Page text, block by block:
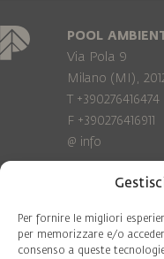
Per fornire le migliori
per memorizzare e/o
consenso a queste
POOL
Via Pola 9
Milano (MI),
T +390276416474
F +390276416911
@ info
Privacy Policy
Cookie policy
COD. FISC.